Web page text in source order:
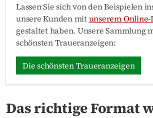
Lassen Sie sich von den Beispielen
unsere Kunden mitunserem Online-
gestaltet haben. Unsere Sammlung
schönsten Traueranzeigen:
Die schönsten Traueranzeigen
Das richtige Format